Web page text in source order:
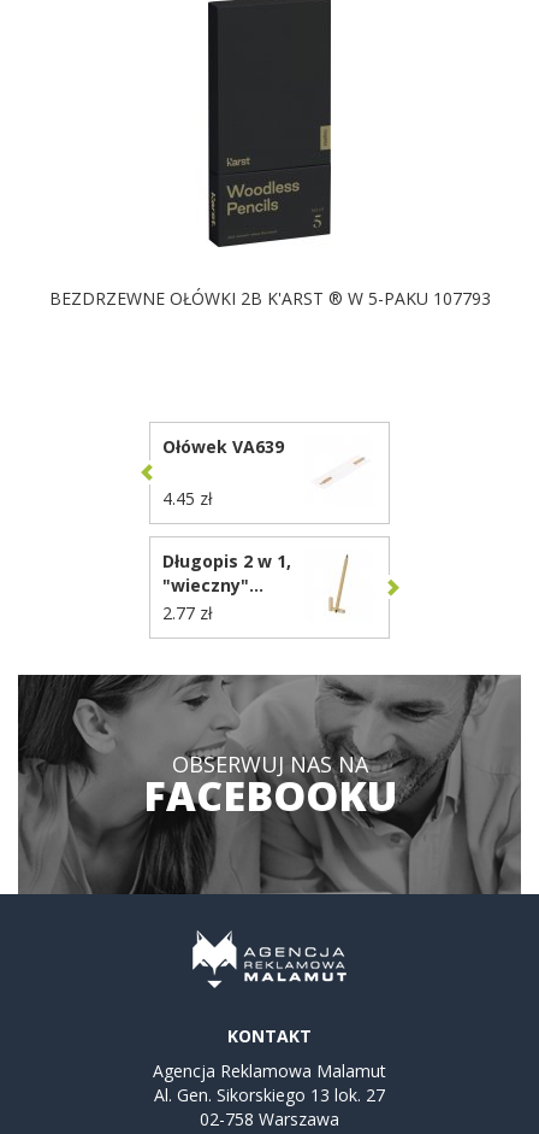
BEZDRZEWNE OŁÓWKI 2B K'ARST ® W 5-PAKU 107793
Ołówek VA639
4.45 zł
Długopis 2 w 1,
"wieczny"
ołówek VA627
2.77 zł
OBSERWUJ NAS NA
FACEBOOKU
KONTAKT
Agencja Reklamowa Malamut
Al. Gen. Sikorskiego 13 lok. 27
02-758 Warszawa